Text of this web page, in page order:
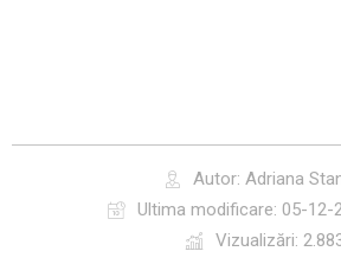
Autor: Adriana
Ultima modificare: 05-12-
Vizualizări: